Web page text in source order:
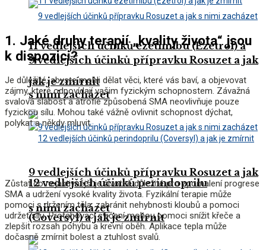
9 vedlejších účinků přípravku Rosuzet a jak
s nimi zacházet
12 vedlejších účinků perindoprilu
(Coversyl) a jak je zmírnit
11 vedlejších účinků ezetimibu (Ezetrol) a
jak je zmírnit
9 vedlejších účinků přípravku Rosuzet a jak
s nimi zacházet
1. Jaké druhy terapií „kvality života“ jsou
k dispozici?
Je důležité, abyste mohli dělat věci, které vás baví, a objevovat
zájmy, které odpovídají vašim fyzickým schopnostem. Závažná
svalová slabost a atrofie způsobená SMA neovlivňuje pouze
fyzickou sílu. Mohou také vážně ovlivnit schopnost dýchat,
polykat a někdy mluvit.
Zůstat co nejaktivnější je životně důležité pro zpomalení progrese
SMA a udržení vysoké kvality života. Fyzikální terapie může
pomoci s držením těla, zabránit nehybnosti kloubů a pomoci
udržet sílu. Protahovací cvičení mohou pomoci snížit křeče a
zlepšit rozsah pohybu a krevní oběh. Aplikace tepla může
dočasně zmírnit bolest a ztuhlost svalů.